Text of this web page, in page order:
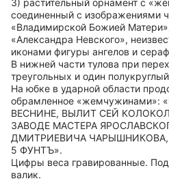
3) растительный орнамент с
соединенный с изображениями
«Владимирской Божией
«Александра Невского»,
иконами фигуры ангелов и
В нижней части тулова при
треугольных и один
На юбке в ударной области
обрамленное «жемчужинами»:
ВЕСНИНЕ, ВЫЛИТ СЕЙ
ЗАВОДЕ МАСТЕРА
ДМИТРИЕВИЧА ЧАРЫШНИКОВА,
5 ФУНТЪ».
Цифры веса гравированные.
валик.